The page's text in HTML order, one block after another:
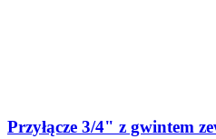
Przyłącze 3/4" z gwintem